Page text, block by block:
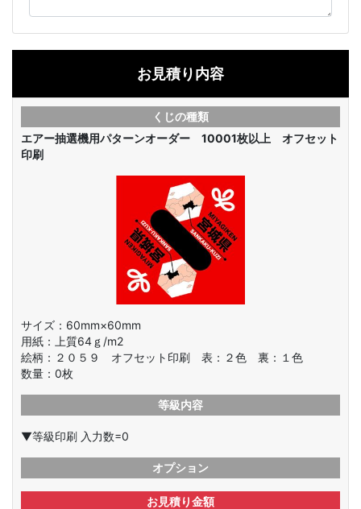
お見積り内容
くじの種類
エアー抽選機用パターンオーダー 10001枚以上 オフセット
印刷
サイズ：60mm×60mm
用紙：上質64ｇ/m2
絵柄： ２０５９ オフセット印刷 表：２色 裏：１色
数量： 0枚
等級内容
▼等級印刷 入力数=0
オプション
お見積り金額